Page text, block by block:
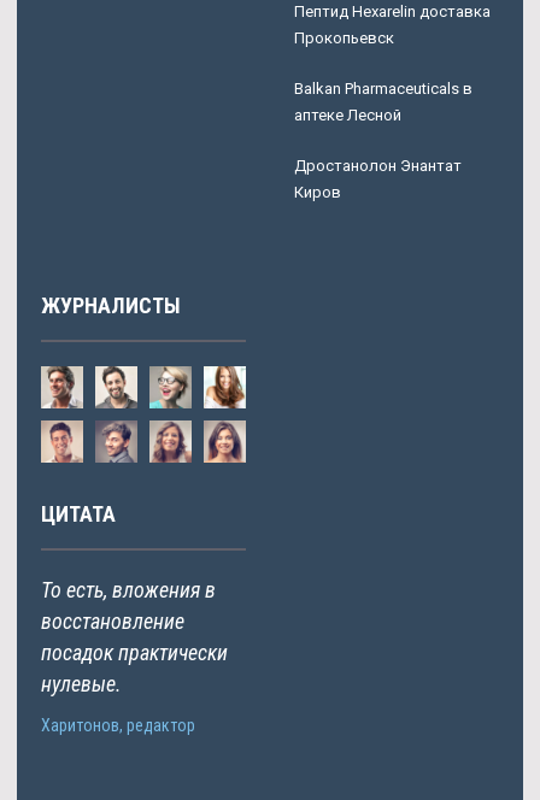
Пептид Hexarelin доставка
Прокопьевск
Balkan Pharmaceuticals в
аптеке Лесной
Дростанолон Энантат
Киров
ЖУРНАЛИСТЫ
ЦИТАТА
То есть, вложения в
восстановление
посадок практически
нулевые.
Харитонов, редактор